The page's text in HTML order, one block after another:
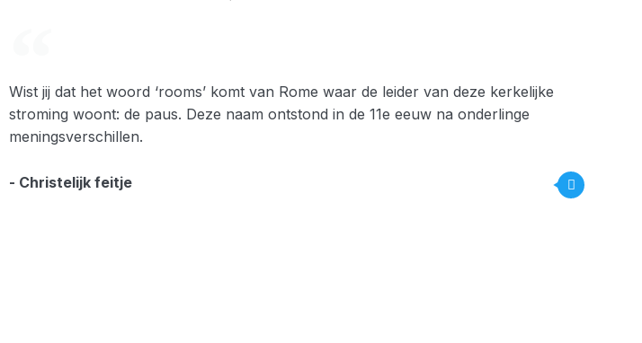
Wist jij dat het woord ‘rooms’ komt van Rome waar de leider van deze kerkelijke
stroming woont: de paus. Deze naam ontstond in de 11e eeuw na onderlinge
meningsverschillen.
- Christelijk feitje